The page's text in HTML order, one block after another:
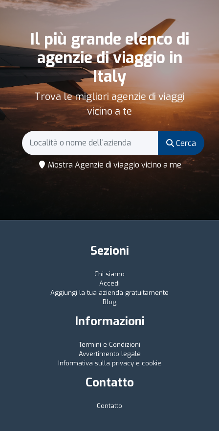
Il più grande elenco di
agenzie di viaggio in
Italy
Trova le migliori agenzie di viaggi
vicino a te
Cerca
Mostra Agenzie di viaggio vicino a me
Sezioni
Chi siamo
Accedi
Aggiungi la tua azienda gratuitamente
Blog
Informazioni
Termini e Condizioni
Avvertimento legale
Informativa sulla privacy e cookie
Contatto
Contatto